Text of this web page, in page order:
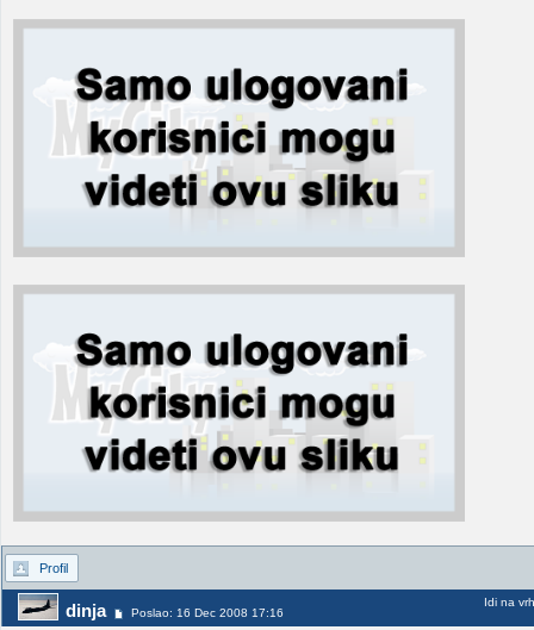
Profil
dinja Poslao: 16 Dec 2008 17:16
Idi na vrh